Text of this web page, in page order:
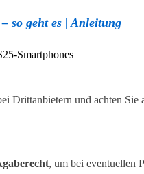
so geht es | Anleitung
Smartphones
Drittanbietern und achten
, um bei eventuellen